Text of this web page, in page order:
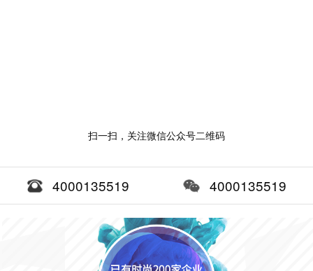
扫一扫，关注微信公众号二维码
4000135519 4000135519